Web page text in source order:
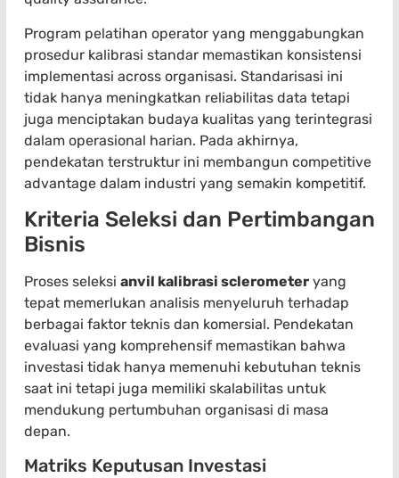
Program pelatihan operator yang menggabungkan
prosedur kalibrasi standar memastikan konsistensi
implementasi across organisasi. Standarisasi ini
tidak hanya meningkatkan reliabilitas data tetapi
juga menciptakan budaya kualitas yang terintegrasi
dalam operasional harian. Pada akhirnya,
pendekatan terstruktur ini membangun competitive
advantage dalam industri yang semakin kompetitif.
Kriteria Seleksi dan Pertimbangan
Bisnis
Proses seleksi anvil kalibrasi sclerometer yang
tepat memerlukan analisis menyeluruh terhadap
berbagai faktor teknis dan komersial. Pendekatan
evaluasi yang komprehensif memastikan bahwa
investasi tidak hanya memenuhi kebutuhan teknis
saat ini tetapi juga memiliki skalabilitas untuk
mendukung pertumbuhan organisasi di masa
depan.
Matriks Keputusan Investasi